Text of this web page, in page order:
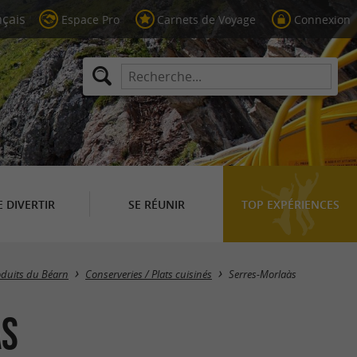
Espace Pro Carnets de Voyage Connexion
DIVERTIR SE RÉUNIR TOP EXPÉRIENCES
Masquer la carte
du Béarn Conserveries / Plats cuisinés Serres-Morlaàs